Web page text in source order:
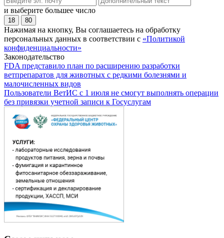
и выберите большее число
18 80
Нажимая на кнопку, Вы соглашаетесь на обработку
персональных данных в соответствии с «Политикой
конфиденциальности»
Законодательство
FDA представило план по расширению разработки
ветпрепаратов для животных с редкими болезнями и
малочисленных видов
Пользователи ВетИС с 1 июля не смогут выполнять операции
без привязки учетной записи к Госуслугам